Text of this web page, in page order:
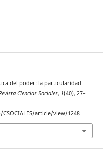
del poder: la particularidad
Ciencias Sociales, 1(40), 27–
article/view/1248